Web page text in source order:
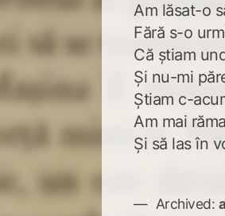
Am lăsat-o
Fără s-o
Că știam
Și nu-mi
Știam c-
Am mai
Și să las în
Archived: